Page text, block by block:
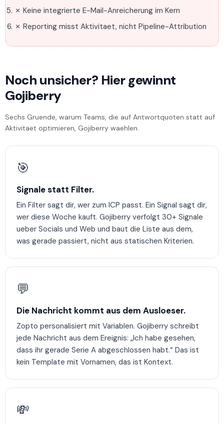
✗ Keine integrierte E-Mail-Anreicherung im Kern
✗ Reporting misst Aktivitaet, nicht Pipeline-Attribution
Noch unsicher? Hier gewinnt
Gojiberry
Sechs Gruende, warum Teams, die auf Antwortquoten statt auf
Aktivitaet optimieren, Gojiberry waehlen.
🎯
Signale statt Filter.
Ein Filter sagt dir, wer zum ICP passt. Ein Signal sagt dir,
wer diese Woche kauft. Gojiberry verfolgt 30+ Signale
ueber Socials und Web und baut die Liste aus dem,
was gerade passiert, nicht aus statischen Kriterien.
💬
Die Nachricht kommt aus dem Ausloeser.
Zopto personalisiert mit Variablen. Gojiberry schreibt
jede Nachricht aus dem Ereignis: „Ich habe gesehen,
dass ihr gerade Serie A abgeschlossen habt.“ Das ist
kein Template mit Vornamen, das ist Kontext.
💸